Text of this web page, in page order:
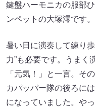
鍵盤ハーモニカの服部
ンペットの大塚澪です。
暑い日に演奏して練り
力”も必要です。うまく
「元気！」と一言。そ
カパッパー隊の後ろに
になっていました。や